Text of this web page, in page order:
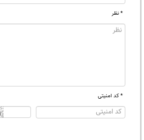
* نظر
* کد امنیتی